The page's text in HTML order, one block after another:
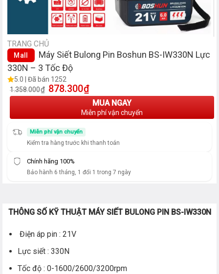
TRANG CHỦ
Mall
Máy Siết Bulong Pin Boshun BS-IW330N Lực
330N – 3 Tốc Độ
5.0 | Đã bán 1252
1.358.000₫ Giá gốc là: 1.358.000₫.
878.300₫Giá hiện tại là: 878.300₫.
MUA NGAY
Miễn phí vận chuyển
Miễn phí vận chuyển
Kiểm tra hàng trước khi thanh toán
Chính hãng 100%
Bảo hành 6 tháng, 1 đổi 1 trong 7 ngày
THÔNG SỐ KỸ THUẬT MÁY SIẾT BULONG PIN BS-IW330N
Điện áp pin : 21V
Lực siết : 330N
Tốc độ : 0-1600/2600/3200rpm